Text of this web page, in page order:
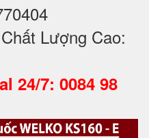
Lượng Cao:
24/7: 0084 98